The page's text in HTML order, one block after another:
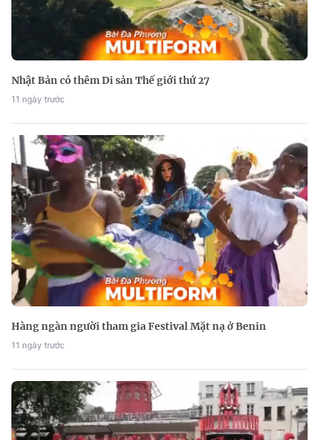
Nhật Bản có thêm Di sản Thế giới thứ 27
11 ngày trước
Hàng ngàn người tham gia Festival Mặt nạ ở Benin
11 ngày trước